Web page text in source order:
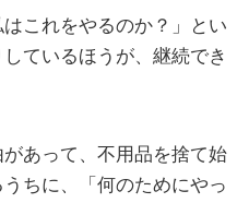
これをやるのか？」とい
ているほうが、継続でき
あって、不用品を捨て始
ちに、「何のためにやっ